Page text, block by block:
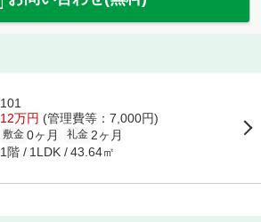
101
12万円 (管理費等：7,000円)
敷金 0ヶ月 礼金 2ヶ月
1階 1LDK 43.64㎡